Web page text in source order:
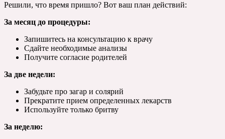
Решили, что время пришло? Вот ваш план действий:
За месяц до процедуры:
Запишитесь на консультацию к врачу
Сдайте необходимые анализы
Получите согласие родителей
За две недели:
Забудьте про загар и солярий
Прекратите прием определенных лекарств
Используйте только бритву
За неделю: